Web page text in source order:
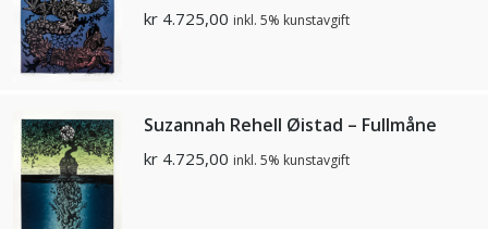
kr 4.725,00 inkl. 5% kunstavgift
Suzannah Rehell Øistad – Fullmåne
kr 4.725,00 inkl. 5% kunstavgift